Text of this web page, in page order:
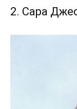
2. Сара